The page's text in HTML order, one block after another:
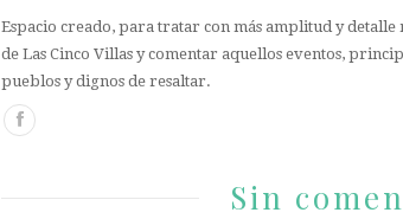
Espacio creado, para tratar con más amplitud y detalle
de Las Cinco Villas y comentar aquellos eventos,
pueblos y dignos de resaltar.
Sin